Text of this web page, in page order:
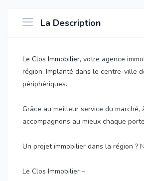
La Description
Le Clos Immobilier, votre agence
région. Implanté dans le centre-ville
périphériques.
Grâce au meilleur service du
accompagnons au mieux chaque
Un projet immobilier dans la région ?
Le Clos Immobilier –